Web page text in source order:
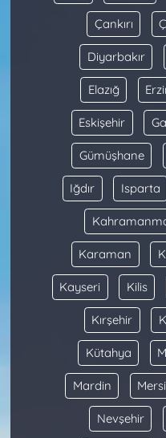
Çankırı
Diyarbakır
Elazığ
Eskişehir
Gümüşhane
Iğdır Isparta
Karaman
Kayseri Kilis
Kırşehir
Kütahya
Mardin
Nevşehir